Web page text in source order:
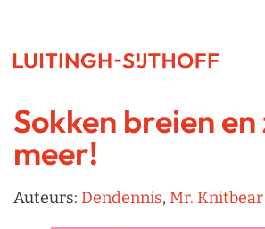
Sokken breien en
meer!
Auteurs: Dendennis, Mr. Knitbear